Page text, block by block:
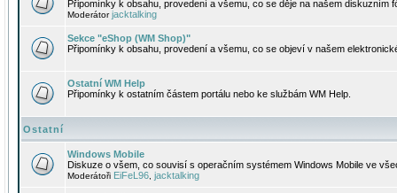
Připomínky k obsahu, provedení a všemu, co se děje na našem diskuzním
Moderátorjacktalking
Sekce "eShop (WM Shop)"
Připomínky k obsahu, provedení a všemu, co se objeví v našem
Ostatní WM Help
Připomínky k ostatním částem portálu nebo ke službám WM Help.
Ostatní
Windows Mobile
Diskuze o všem, co souvisí s operačním systémem Windows Mobile ve
Moderátoři EiFeL96 jacktalking